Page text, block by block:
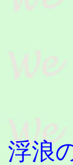
浮浪